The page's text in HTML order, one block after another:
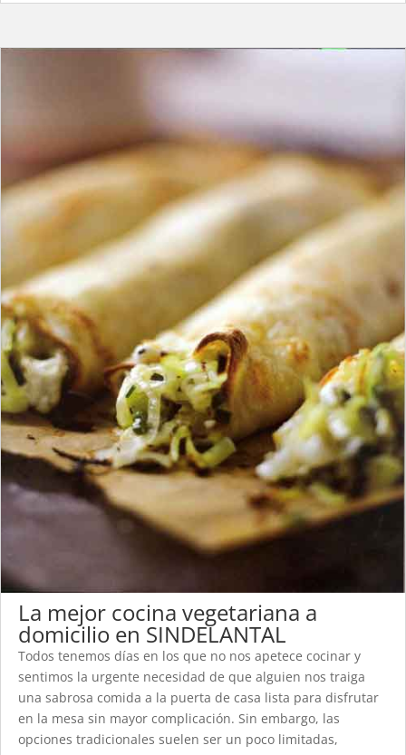
La mejor cocina vegetariana a
domicilio en SINDELANTAL
Todos tenemos días en los que no nos apetece cocinar y
sentimos la urgente necesidad de que alguien nos traiga
una sabrosa comida a la puerta de casa lista para disfrutar
en la mesa sin mayor complicación. Sin embargo, las
opciones tradicionales suelen ser un poco limitadas,